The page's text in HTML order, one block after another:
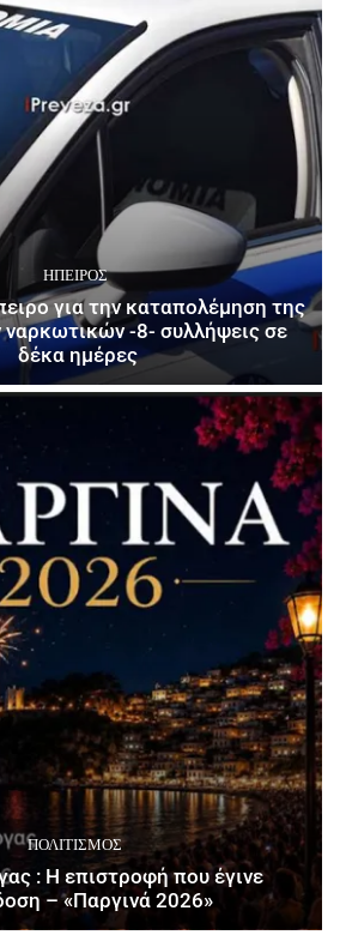
ΉΠΕΙΡΟΣ
για την καταπολέμηση της
-8- συλλήψεις σε
δέκα ημέρες
ΠΟΛΙΤΙΣΜΌΣ
: Η επιστροφή που έγινε
– «Παργινά 2026»